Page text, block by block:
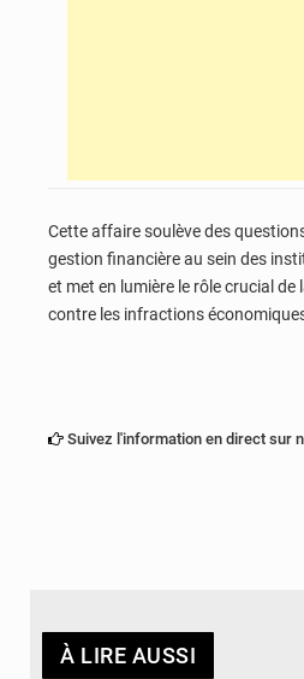
Cette affaire soulève des
gestion financière au sein des
et met en lumière le rôle crucial de
contre les infractions
Suivez l'information en direct sur
À LIRE AUSSI